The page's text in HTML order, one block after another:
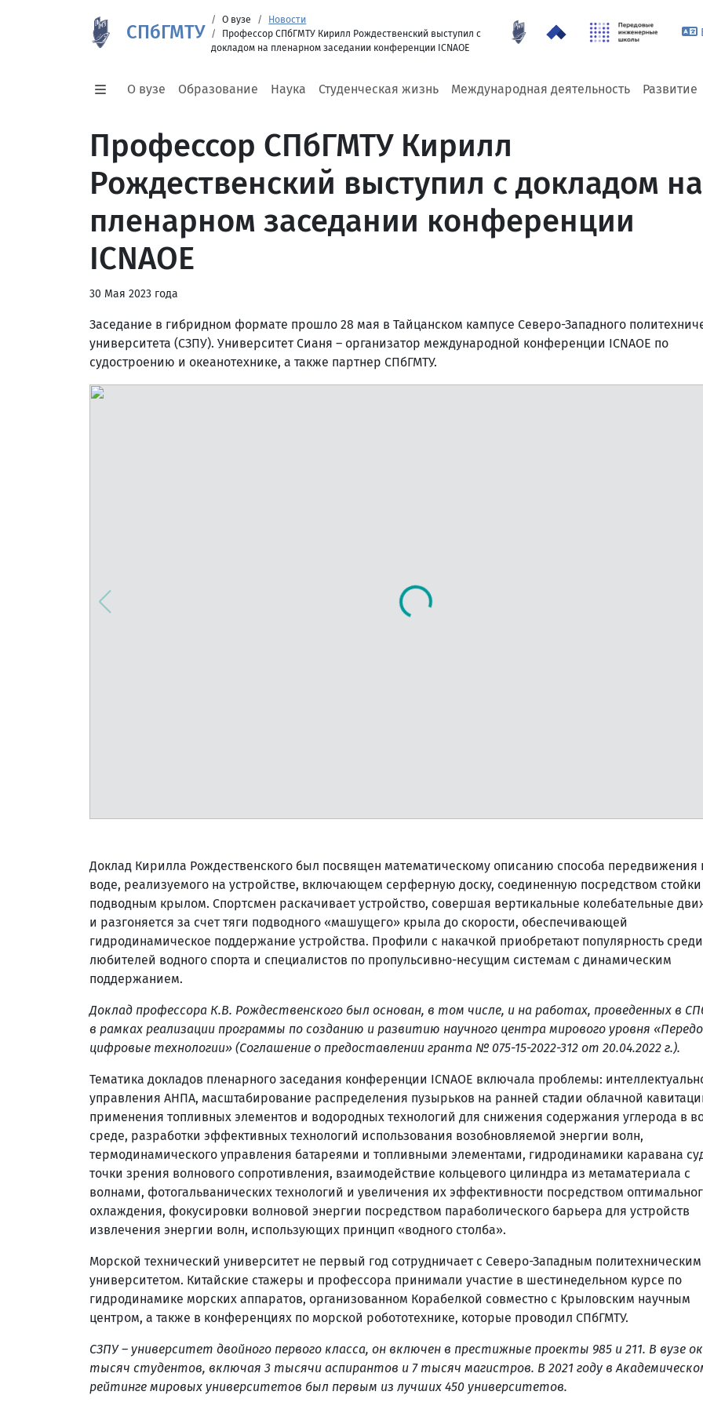
СПбГМТУ
О вузе
Новости
Профессор СПбГМТУ Кирилл Рождественский выступил с
докладом на пленарном заседании конференции ICNAOE
О вузе Образование Наука Студенческая жизнь Международная деятельность Развитие
Профессор СПбГМТУ Кирилл
Рождественский выступил с докладом на
пленарном заседании конференции
ICNAOE
30 Мая 2023 года
Заседание в гибридном формате прошло 28 мая в Тайцанском кампусе Северо-Западного
университета (СЗПУ). Университет Сианя – организатор международной конференции ICNAOE по
судостроению и океанотехнике, а также партнер СПбГМТУ.
Доклад Кирилла Рождественского был посвящен математическому описанию способа передвижения
воде, реализуемого на устройстве, включающем серферную доску, соединенную посредством стойки
подводным крылом. Спортсмен раскачивает устройство, совершая вертикальные колебательные
и разгоняется за счет тяги подводного «машущего» крыла до скорости, обеспечивающей
гидродинамическое поддержание устройства. Профили с накачкой приобретают популярность среди
любителей водного спорта и специалистов по пропульсивно-несущим системам с динамическим
поддержанием.
Доклад профессора К.В. Рождественского был основан, в том числе, и на работах, проведенных в
в рамках реализации программы по созданию и развитию научного центра мирового уровня
цифровые технологии» (Соглашение о предоставлении гранта № 075-15-2022-312 от 20.04.2022 г.).
Тематика докладов пленарного заседания конференции ICNAOE включала проблемы:
управления АНПА, масштабирование распределения пузырьков на ранней стадии облачной
применения топливных элементов и водородных технологий для снижения содержания углерода в
среде, разработки эффективных технологий использования возобновляемой энергии волн,
термодинамического управления батареями и топливными элементами, гидродинамики каравана
точки зрения волнового сопротивления, взаимодействие кольцевого цилиндра из метаматериала с
волнами, фотогальванических технологий и увеличения их эффективности посредством
охлаждения, фокусировки волновой энергии посредством параболического барьера для устройств
извлечения энергии волн, использующих принцип «водного столба».
Морской технический университет не первый год сотрудничает с Северо-Западным политехническим
университетом. Китайские стажеры и профессора принимали участие в шестинедельном курсе по
гидродинамике морских аппаратов, организованном Корабелкой совместно с Крыловским научным
центром, а также в конференциях по морской робототехнике, которые проводил СПбГМТУ.
СЗПУ – университет двойного первого класса, он включен в престижные проекты 985 и 211. В вузе
тысяч студентов, включая 3 тысячи аспирантов и 7 тысяч магистров. В 2021 году в
рейтинге мировых университетов был первым из лучших 450 университетов.